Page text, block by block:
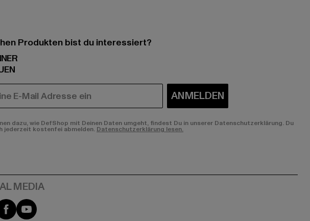
Produkten bist du interessiert?
ANMELDEN
dazu, wie DefShop mit Deinen Daten umgeht, findest Du in unserer Datenschutzerklärung. Du
jederzeit kostenfei abmelden. Datenschutzerklärung lesen.
FacebookYouTube